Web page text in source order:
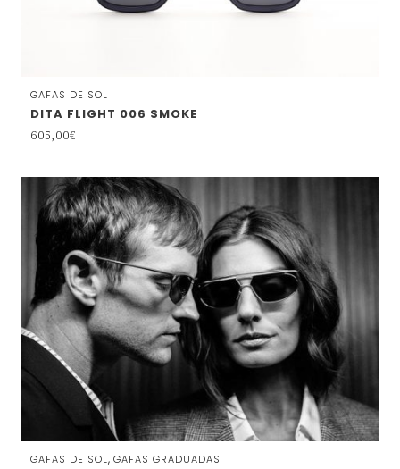
GAFAS DE SOL
DITA FLIGHT 006 SMOKE
605,00€
GAFAS DE SOL, GAFAS GRADUADAS